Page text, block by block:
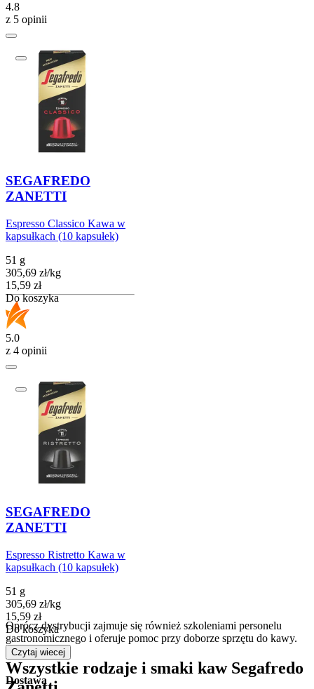
4.8
z 5 opinii
SEGAFREDO
ZANETTI
Espresso Classico Kawa w
kapsułkach (10 kapsułek)
51 g
305,69 zł/kg
Cena
15,59 zł
Do koszyka
5.0
z 4 opinii
SEGAFREDO
ZANETTI
Espresso Ristretto Kawa w
kapsułkach (10 kapsułek)
51 g
305,69 zł/kg
Cena
15,59 zł
Do koszyka
Oprócz dystrybucji zajmuje się również szkoleniami personelu
gastronomicznego i oferuje pomoc przy doborze sprzętu do kawy.
Wszystkie rodzaje i smaki kaw Segafredo
Czytaj wiecej
Dostawa